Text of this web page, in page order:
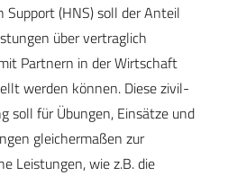
(HNS) soll der Anteil
über vertraglich
Partnern in der Wirtschaft
werden können. Diese zivil-
soll für Übungen, Einsätze und
gleichermaßen zur
Leistungen, wie z.B. die